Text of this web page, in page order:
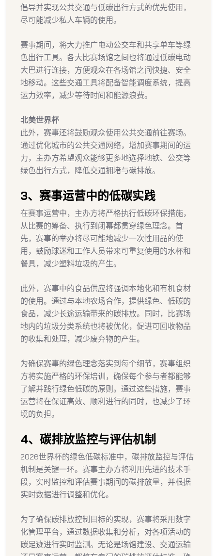
倡导并实现公共交通与低碳出行方式的优先使用，
尽可能减少私人车辆的使用。
赛事期间，将大力推广电动公交车和共享单车等绿
色出行工具。各大比赛场馆之间也将通过低碳电动
大巴进行连接，方便观众在各场馆之间快捷、安全
地移动。这些交通工具将配备智能调度系统，提高
运力效率，减少等待时间和能源浪费。
北美世界杯
此外，赛事还将鼓励观众使用公共交通前往赛场。
通过优化城市的公共交通网络，增加赛事期间的运
力，主办方希望观众能够更多地选择地铁、公交等
绿色出行方式，降低交通拥堵与碳排放。
3、赛事运营中的低碳实践
在赛事运营中，主办方将严格执行低碳环保措施，
从比赛的筹备、执行到闭幕都贯穿绿色理念。首
先，赛事的举办将尽可能地减少一次性用品的使
用，鼓励球迷和工作人员带来可重复使用的水杯和
餐具，减少塑料垃圾的产生。
此外，赛事中的食品供应将强调本地化和有机食材
的使用。通过与本地农场合作，提供绿色、低碳的
食品，减少长途运输带来的碳排放。同时，比赛场
地内的垃圾分类系统也将被优化，促进可回收物品
的收集和处理，减少废弃物的产生。
为确保赛事的绿色理念落实到每个细节，赛事组织
方将实施严格的环保培训，确保每个参与者都能够
了解并践行绿色低碳的原则。通过这些措施，赛事
运营将在保证高效、顺利进行的同时，也减少了环
境的负担。
4、碳排放监控与评估机制
2026世界杯的绿色低碳标准中，碳排放监控与评估
机制是关键一环。赛事主办方将利用先进的技术手
段，实时监控和评估赛事期间的碳排放量，并根据
实时数据进行调整和优化。
为了确保碳排放控制目标的实现，赛事将采用数字
化管理平台，通过数据收集和分析，对各项活动的
碳足迹进行实时监测。无论是场馆建设、交通运输